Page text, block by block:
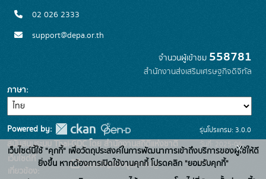
02 026 2333
support@depa.or.th
จำนวนผู้เข้าชม 558781
สำนักงานส่งเสริมเศรษฐกิจดิจิทัล
ภาษา
Powered by:
สนับสนุนระบบ Thai-GDC โดย สำนักงานสถิติแห่งชาติ
เว็บไซต์ที่
เกี่ยวข้อง:
ระบบบัญชีข้อมูลภาครัฐ
รุ่นโปรแกรม: 3.0.0
วันที่: 2025-06-
10
เว็บไซต์นี้ใช้ "คุกกี้" เพื่อวัตถุประสงค์ในการพัฒนาการเข้าถึงบริการของผู้ใช้ให้ดี
ยิ่งขึ้น หากต้องการเปิดใช้งานคุกกี้ โปรดคลิก "ยอมรับคุกกี้"
x